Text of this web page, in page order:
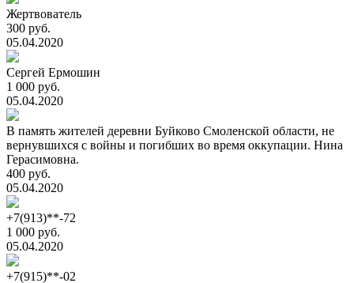
Жертвователь
300 руб.
05.04.2020
Сергей Ермошин
1 000 руб.
05.04.2020
В память жителей деревни Буйково Смоленской области, не
вернувшихся с войны и погибших во время оккупации. Нина
Герасимовна.
400 руб.
05.04.2020
+7(913)**-72
1 000 руб.
05.04.2020
+7(915)**-02